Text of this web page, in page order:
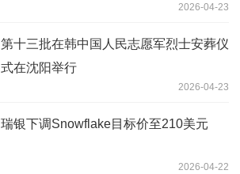
2026-04-23
第十三批在韩中国人民志愿军烈士安葬仪
式在沈阳举行
2026-04-23
瑞银下调Snowflake目标价至210美元
2026-04-22